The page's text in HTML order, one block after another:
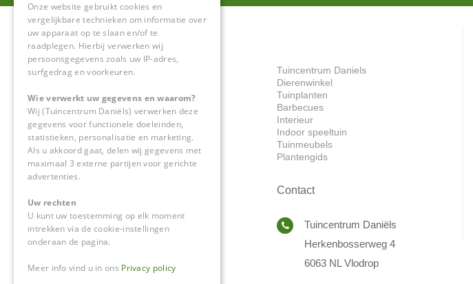
Tuincentrum Daniels
Dierenwinkel
Tuinplanten
Barbecues
Interieur
Indoor speeltuin
Tuinmeubels
Plantengids
Contact
Tuincentrum Daniëls
Herkenbosserweg 4
6063 NL Vlodrop
Onze website gebruikt cookies en
vergelijkbare technieken om informatie over
uw apparaat op te slaan en/of te
raadplegen. Hierbij verwerken wij
persoonsgegevens zoals uw IP-adres,
surfgedrag en voorkeuren.
Wie verwerkt uw gegevens en waarom?
Wij (Tuincentrum Daniëls) verwerken deze
gegevens voor functionele doeleinden,
statistieken, personalisatie en marketing.
Als u akkoord gaat, delen wij gegevens met
maximaal 3 externe partijen voor gerichte
advertenties.
Uw rechten
U kunt uw toestemming op elk moment
intrekken via de cookie-instellingen
onderaan de pagina.
Meer info vind u in ons Privacy policy